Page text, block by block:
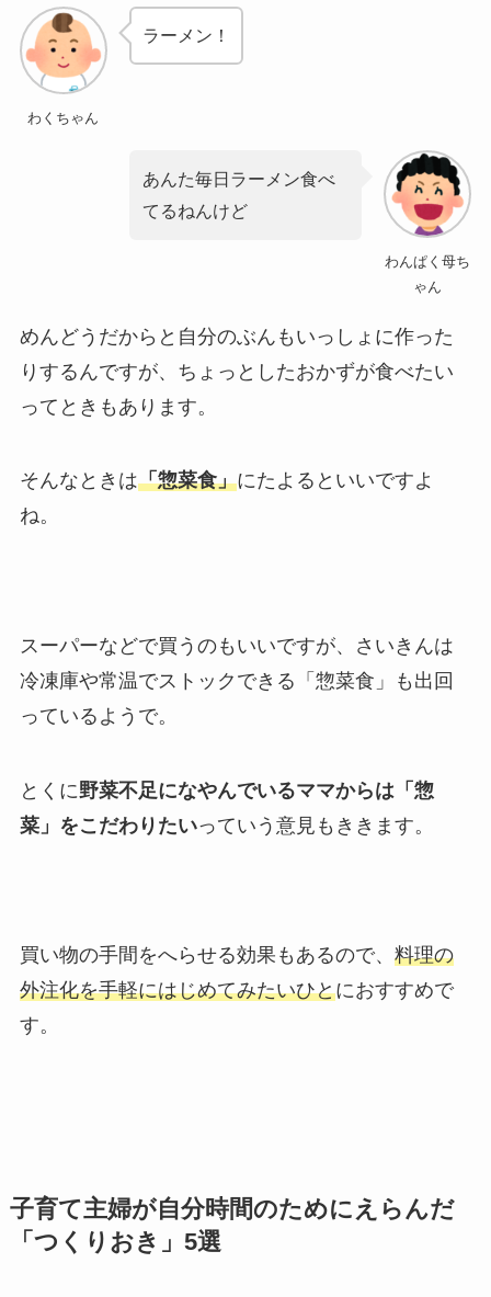
わくちゃん
ラーメン！
わんぱく母ち
ゃん
あんた毎日ラーメン食べ
てるねんけど
めんどうだからと自分のぶんもいっしょに作った
りするんですが、ちょっとしたおかずが食べたい
ってときもあります。
そんなときは「惣菜食」にたよるといいですよ
ね。
スーパーなどで買うのもいいですが、さいきんは
冷凍庫や常温でストックできる「惣菜食」も出回
っているようで。
とくに野菜不足になやんでいるママからは「惣
菜」をこだわりたいっていう意見もききます。
買い物の手間をへらせる効果もあるので、 料理の
外注化を手軽にはじめてみたいひとにおすすめで
す。
子育て主婦が自分時間のためにえらんだ
「つくりおき」5選